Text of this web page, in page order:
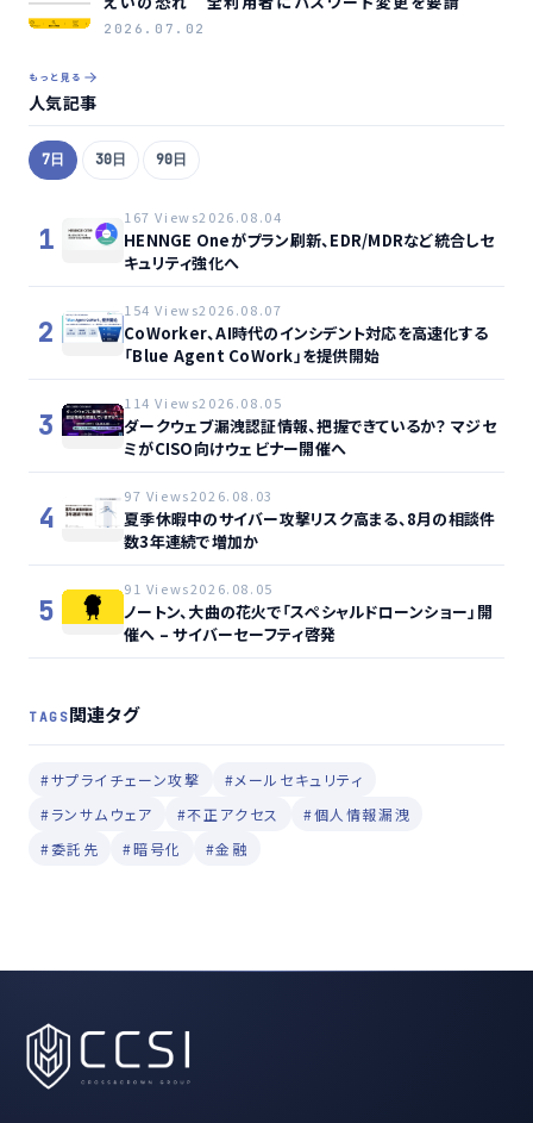
2026.07.02
もっと見る
人気記事
7日 30日 90日
1
167 Views2026.08.04
HENNGE Oneがプラン刷新、EDR/MDRなど統合しセ
キュリティ強化へ
2
154 Views2026.08.07
CoWorker、AI時代のインシデント対応を高速化する
「Blue Agent CoWork」を提供開始
3
114 Views2026.08.05
ダークウェブ漏洩認証情報、把握できているか？ マジセ
ミがCISO向けウェビナー開催へ
4
97 Views2026.08.03
夏季休暇中のサイバー攻撃リスク高まる、8月の相談件
数3年連続で増加か
5
91 Views2026.08.05
ノートン、大曲の花火で「スペシャルドローンショー」開
催へ – サイバーセーフティ啓発
TAGS関連タグ
#サプライチェーン攻撃
#メールセキュリティ
#ランサムウェア
#不正アクセス
#個人情報漏洩
#委託先
#暗号化 #金融